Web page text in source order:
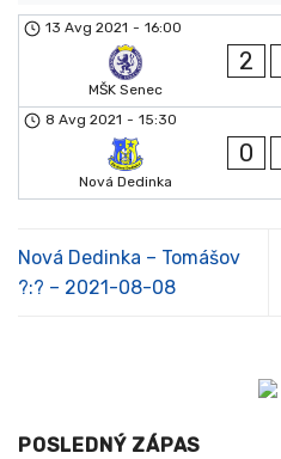
13 Avg 2021 - 16:00
MŠK Senec
2
8 Avg 2021 - 15:30
Nová Dedinka
0
Nová Dedinka – Tomášov
?:? – 2021-08-08
POSLEDNÝ ZÁPAS